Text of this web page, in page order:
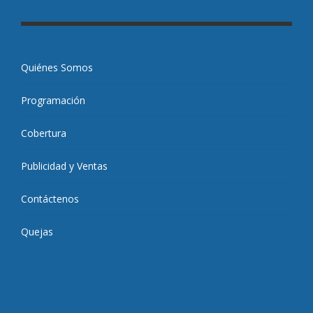
Quiénes Somos
Programación
Cobertura
Publicidad y Ventas
Contáctenos
Quejas